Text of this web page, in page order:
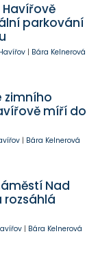
parkování
| Bára Kelnerová
zimního
míří do
| Bára Kelnerová
Nad
rozsáhlá
| Bára Kelnerová